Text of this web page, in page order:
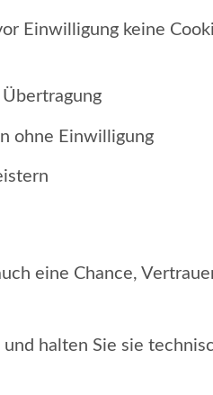
Einwilligung keine
ohne Einwilligung
eine Chance,
halten Sie sie